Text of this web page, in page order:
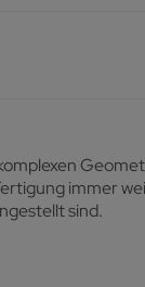
immer
sind.